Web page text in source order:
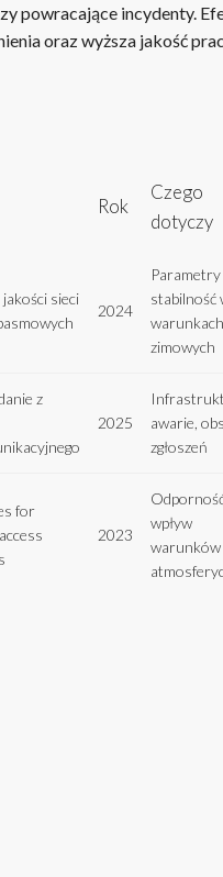
powracające incydenty.
oraz wyższa jakość
Rok
Czego
dotyczy
sieci
2024
Parametry
stabilność
warunkach
zimowych
z
2025
awarie,
zgłoszeń
for
2023
wpływ
warunków